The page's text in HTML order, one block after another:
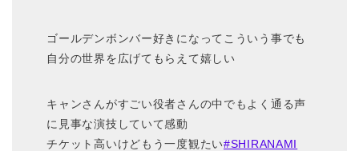
ゴールデンボンバー好きになってこういう事でも
自分の世界を広げてもらえて嬉しい
キャンさんがすごい役者さんの中でもよく通る声
に見事な演技していて感動
チケット高いけどもう一度観たい#SHIRANAMI